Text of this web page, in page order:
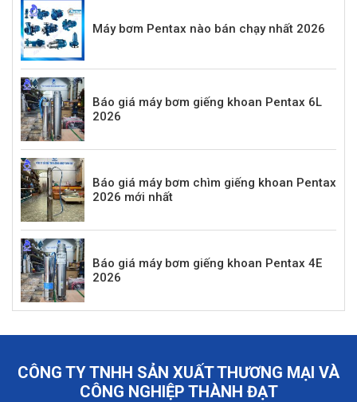
Máy bơm Pentax nào bán chạy nhất 2026
Báo giá máy bơm giếng khoan Pentax 6L
2026
Báo giá máy bơm chìm giếng khoan Pentax
2026 mới nhất
Báo giá máy bơm giếng khoan Pentax 4E
2026
CÔNG TY TNHH SẢN XUẤT THƯƠNG MẠI VÀ
CÔNG NGHIỆP THÀNH ĐẠT